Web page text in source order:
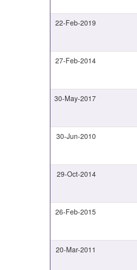
22-Feb-2019
27-Feb-2014
30-May-2017
30-Jun-2010
29-Oct-2014
26-Feb-2015
20-Mar-2011